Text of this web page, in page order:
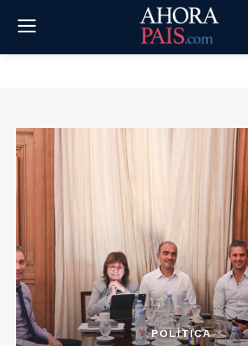
POLÍTICA